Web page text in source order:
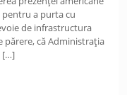
pentru a purta cu
de infrastructura
părere, că Administrația
[…]